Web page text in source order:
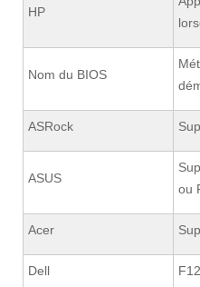
HP
Nom du BIOS
ASRock
ASUS
ou
Acer
Dell